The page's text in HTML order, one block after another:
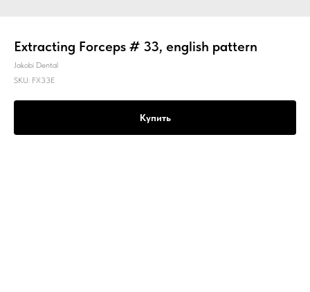
Extracting Forceps # 33, english pattern
Jakobi Dental
SKU: FX33E
Купить